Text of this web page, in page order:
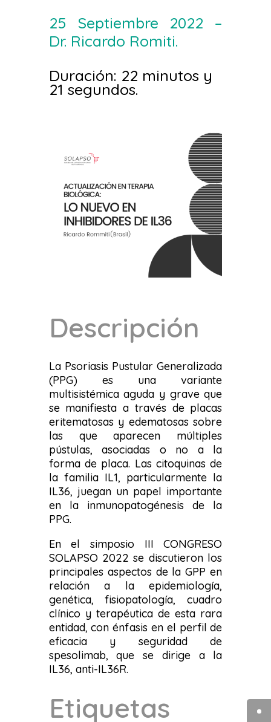
25 Septiembre 2022 –
Dr. Ricardo Romiti.
Duración: 22 minutos y
21 segundos.
Descripción
La Psoriasis Pustular Generalizada
(PPG) es una variante
multisistémica aguda y grave que
se manifiesta a través de placas
eritematosas y edematosas sobre
las que aparecen múltiples
pústulas, asociadas o no a la
forma de placa. Las citoquinas de
la familia IL1, particularmente la
IL36, juegan un papel importante
en la inmunopatogénesis de la
PPG.
En el simposio III CONGRESO
SOLAPSO 2022 se discutieron los
principales aspectos de la GPP en
relación a la epidemiología,
genética, fisiopatología, cuadro
clínico y terapéutica de esta rara
entidad, con énfasis en el perfil de
eficacia y seguridad de
spesolimab, que se dirige a la
IL36, anti-IL36R.
Etiquetas